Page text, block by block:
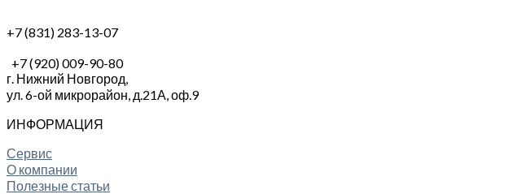
+7 (831) 283-13-07
+7 (920) 009-90-80
г. Нижний Новгород,
ул. 6-ой микрорайон, д.21А, оф.9
ИНФОРМАЦИЯ
Сервис
О компании
Полезные статьи